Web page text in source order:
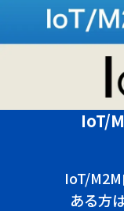
IoT/
IoT/
ある方